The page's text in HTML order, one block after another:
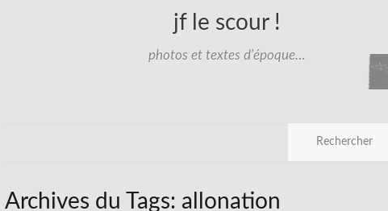
jf le scour !
photos et textes d'époque…
Archives du Tags: allonation